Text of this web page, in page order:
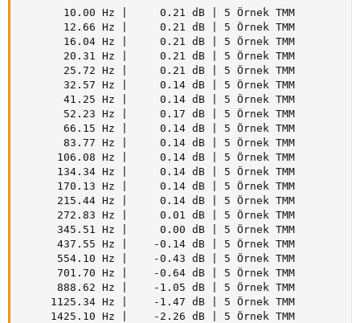
       10.00 Hz |     0.21 dB | 5 Örnek TMM
       12.66 Hz |     0.21 dB | 5 Örnek TMM
       16.04 Hz |     0.21 dB | 5 Örnek TMM
       20.31 Hz |     0.21 dB | 5 Örnek TMM
       25.72 Hz |     0.21 dB | 5 Örnek TMM
       32.57 Hz |     0.14 dB | 5 Örnek TMM
       41.25 Hz |     0.14 dB | 5 Örnek TMM
       52.23 Hz |     0.17 dB | 5 Örnek TMM
       66.15 Hz |     0.14 dB | 5 Örnek TMM
       83.77 Hz |     0.14 dB | 5 Örnek TMM
      106.08 Hz |     0.14 dB | 5 Örnek TMM
      134.34 Hz |     0.14 dB | 5 Örnek TMM
      170.13 Hz |     0.14 dB | 5 Örnek TMM
      215.44 Hz |     0.14 dB | 5 Örnek TMM
      272.83 Hz |     0.01 dB | 5 Örnek TMM
      345.51 Hz |     0.00 dB | 5 Örnek TMM
      437.55 Hz |    -0.14 dB | 5 Örnek TMM
      554.10 Hz |    -0.43 dB | 5 Örnek TMM
      701.70 Hz |    -0.64 dB | 5 Örnek TMM
      888.62 Hz |    -1.05 dB | 5 Örnek TMM
     1125.34 Hz |    -1.47 dB | 5 Örnek TMM
     1425.10 Hz |    -2.26 dB | 5 Örnek TMM